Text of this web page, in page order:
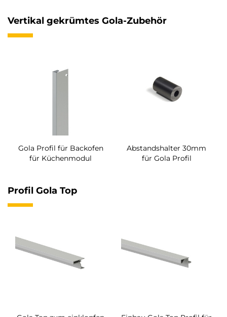
Vertikal gekrümtes Gola-Zubehör
Gola Profil für Backofen
für Küchenmodul
Abstandshalter 30mm
für Gola Profil
Profil Gola Top